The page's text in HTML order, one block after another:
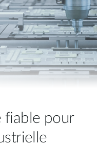
fiable pour